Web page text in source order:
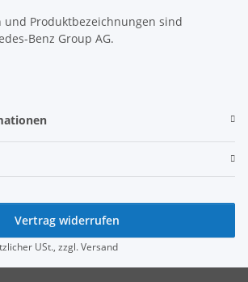
und Produktbezeichnungen sind
Benz Group AG.
Vertrag widerrufen
USt., zzgl.Versand